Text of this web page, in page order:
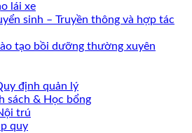
lái xe
sinh – Truyền thông và hợp tác
tạo bồi dưỡng thường xuyên
định quản lý
sách & Học bổng
trú
quy